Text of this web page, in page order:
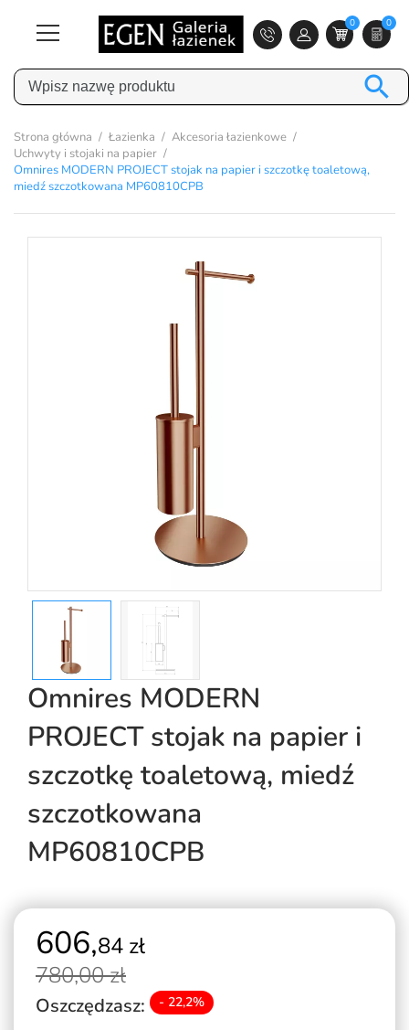
0 0

Strona główna Łazienka
Akcesoria łazienkowe
Uchwyty i stojaki na papier
Omnires MODERN PROJECT stojak na papier i szczotkę toaletową,
miedź szczotkowana MP60810CPB
Omnires MODERN
PROJECT stojak na papier i
szczotkę toaletową, miedź
szczotkowana
MP60810CPB
606,84 zł
780,00 zł
Oszczędzasz: - 22,2%